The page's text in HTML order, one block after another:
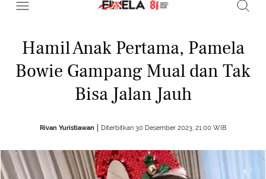
Hamil Anak Pertama, Pamela
Bowie Gampang Mual dan Tak
Bisa Jalan Jauh
Rivan Yuristiawan Diterbitkan 30 Desember 2023, 21:00 WIB